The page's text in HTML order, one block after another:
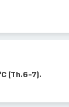
(Th.6-7).